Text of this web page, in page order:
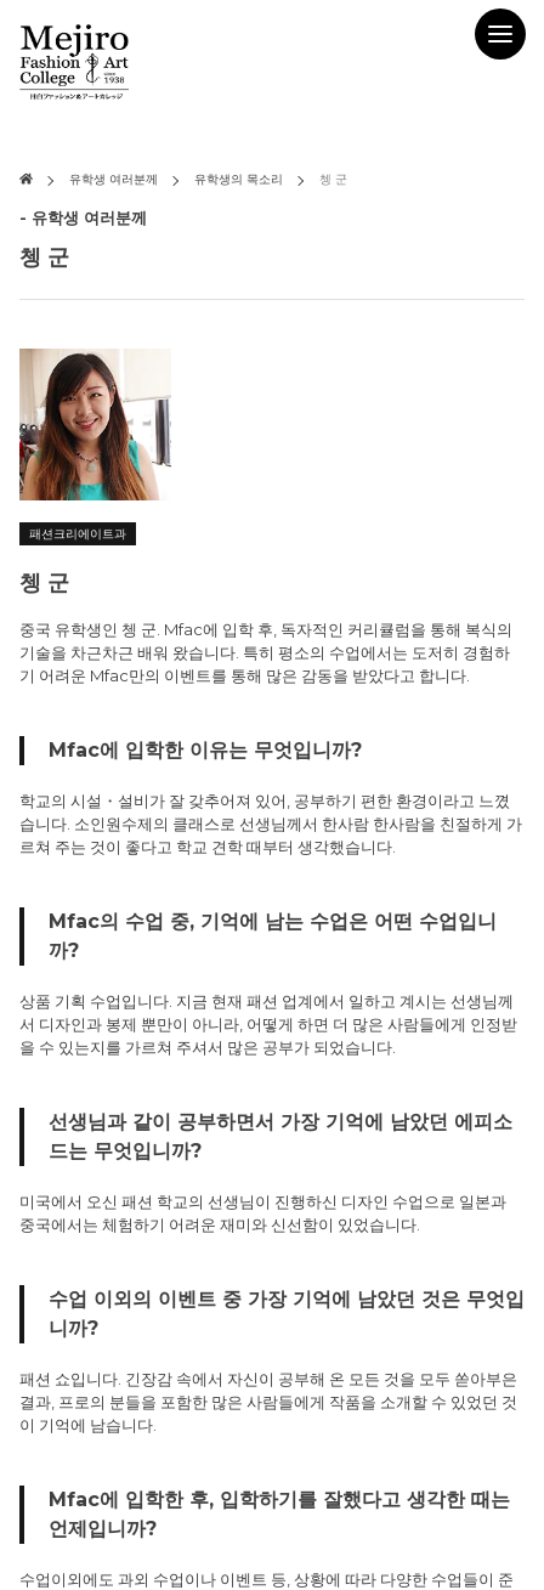
유학생 여러분께 유학생의 목소리 쳉 군
- 유학생 여러분께
쳉 군
패션크리에이트과
쳉 군
중국 유학생인 쳉 군. Mfac에 입학 후, 독자적인 커리큘럼을 통해 복식의
기술을 차근차근 배워 왔습니다. 특히 평소의 수업에서는 도저히 경험하
기 어려운 Mfac만의 이벤트를 통해 많은 감동을 받았다고 합니다.
Mfac에 입학한 이유는 무엇입니까?
학교의 시설・설비가 잘 갖추어져 있어, 공부하기 편한 환경이라고 느꼈
습니다. 소인원수제의 클래스로 선생님께서 한사람 한사람을 친절하게 가
르쳐 주는 것이 좋다고 학교 견학 때부터 생각했습니다.
Mfac의 수업 중, 기억에 남는 수업은 어떤 수업입니
까?
상품 기획 수업입니다. 지금 현재 패션 업계에서 일하고 계시는 선생님께
서 디자인과 봉제 뿐만이 아니라, 어떻게 하면 더 많은 사람들에게 인정받
을 수 있는지를 가르쳐 주셔서 많은 공부가 되었습니다.
선생님과 같이 공부하면서 가장 기억에 남았던 에피소
드는 무엇입니까?
미국에서 오신 패션 학교의 선생님이 진행하신 디자인 수업으로 일본과
중국에서는 체험하기 어려운 재미와 신선함이 있었습니다.
수업 이외의 이벤트 중 가장 기억에 남았던 것은 무엇입
니까?
패션 쇼입니다. 긴장감 속에서 자신이 공부해 온 모든 것을 모두 쏟아부은
결과, 프로의 분들을 포함한 많은 사람들에게 작품을 소개할 수 있었던 것
이 기억에 남습니다.
Mfac에 입학한 후, 입학하기를 잘했다고 생각한 때는
언제입니까?
수업이외에도 과외 수업이나 이벤트 등, 상황에 따라 다양한 수업들이 준